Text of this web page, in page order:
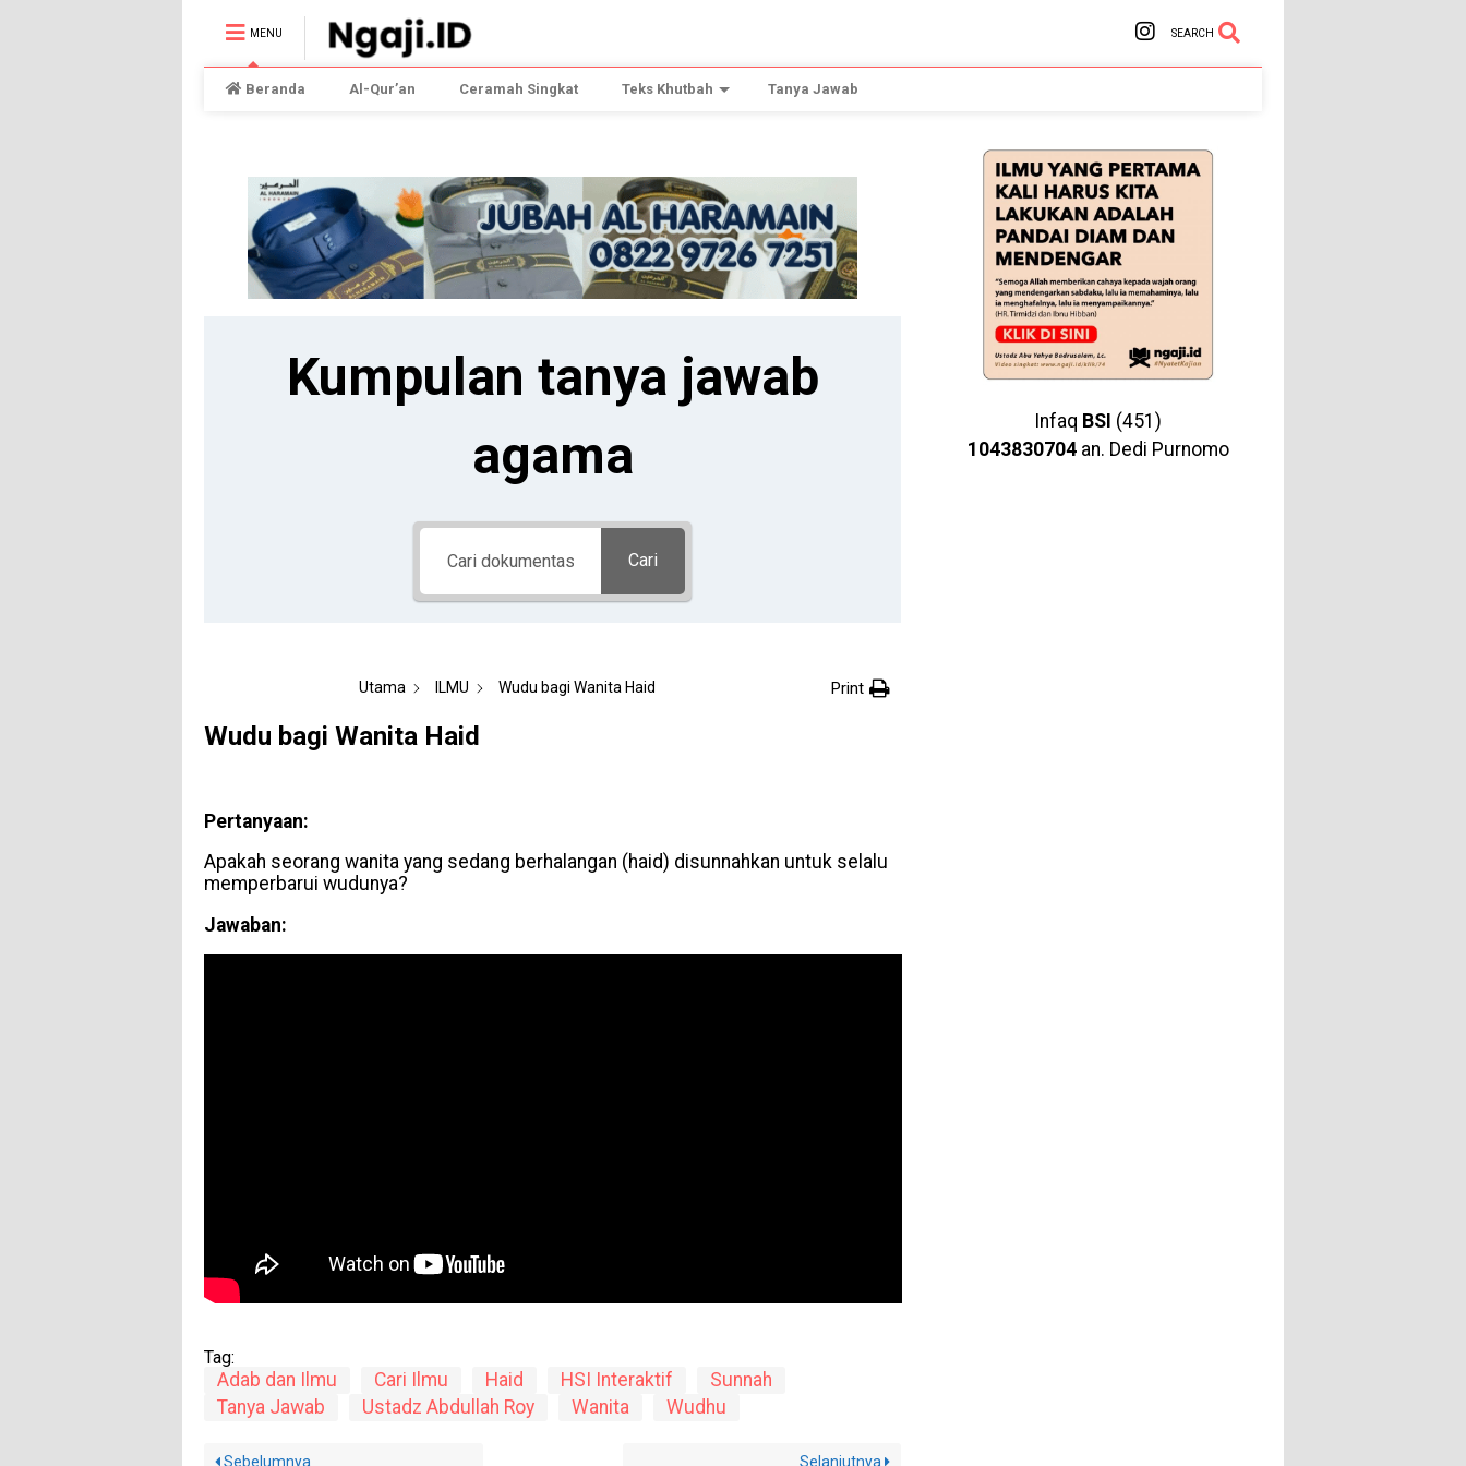
MENU SEARCH
Beranda Al-Qur’an Ceramah Singkat Teks Khutbah Tanya Jawab
Kumpulan tanya jawab
agama
Cari
Utama ILMU Wudu bagi Wanita Haid Print
Wudu bagi Wanita Haid
Pertanyaan:
Apakah seorang wanita yang sedang berhalangan (haid) disunnahkan untuk selalu
memperbarui wudunya?
Jawaban:
Tag:
Adab dan Ilmu Cari Ilmu Haid HSI Interaktif
Sunnah
Tanya Jawab
Ustadz Abdullah Roy Wanita Wudhu
Sebelumnya Selanjutnya
Infaq BSI (451)
1043830704an. Dedi Purnomo